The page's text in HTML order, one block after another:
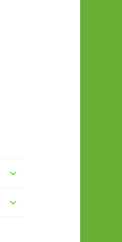
untermenü
anzeigen
untermenü
anzeigen